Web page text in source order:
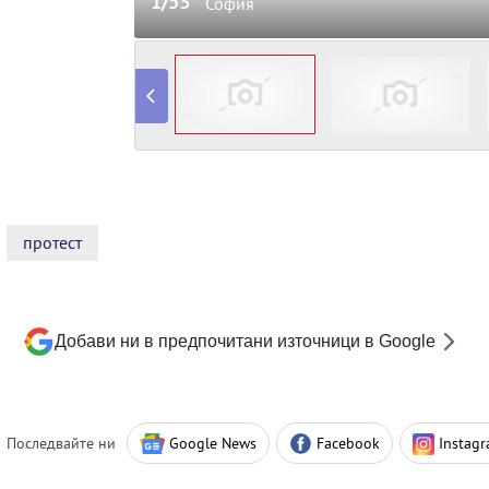
протест
Добави ни в предпочитани източници в Google
Последвайте ни Google News Facebook